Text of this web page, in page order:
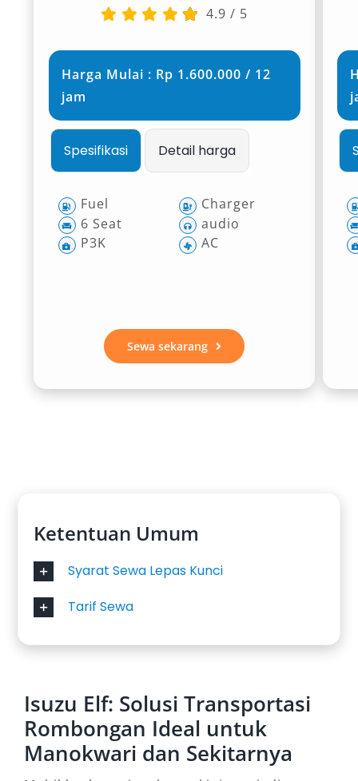
4.9 / 5
Harga Mulai : Rp 1.600.000 / 12
jam
Spesifikasi Detail harga
Fuel
6 Seat
P3K
Charger
audio
AC
Sewa sekarang
Ketentuan Umum
Syarat Sewa Lepas Kunci
Tarif Sewa
Isuzu Elf: Solusi Transportasi
Rombongan Ideal untuk
Manokwari dan Sekitarnya